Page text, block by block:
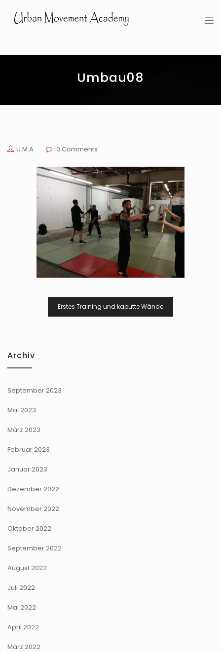
Umbau08
U.M.A. 0 Comments
Beitragsnavigation
Erstes Training und kaputte Wände
Archiv
September 2023
Mai 2023
März 2023
Februar 2023
Januar 2023
Dezember 2022
November 2022
Oktober 2022
September 2022
August 2022
Juli 2022
Mai 2022
April 2022
März 2022